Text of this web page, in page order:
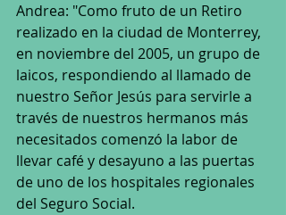
Andrea: "Como fruto de un Retiro
realizado en la ciudad de Monterrey,
en noviembre del 2005, un grupo de
laicos, respondiendo al llamado de
nuestro Señor Jesús para servirle a
través de nuestros hermanos más
necesitados comenzó la labor de
llevar café y desayuno a las puertas
de uno de los hospitales regionales
del Seguro Social.